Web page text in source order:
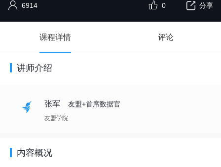
6914 分享
0
课程详情 评论
讲师介绍
张军 友盟+首席数据官
友盟学院
内容概况